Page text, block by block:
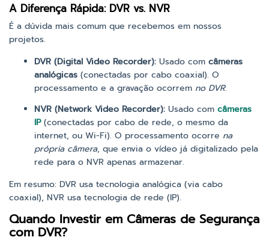
A Diferença Rápida: DVR vs. NVR
É a dúvida mais comum que recebemos em nossos
projetos.
DVR (Digital Video Recorder): Usado com câmeras
analógicas (conectadas por cabo coaxial). O
processamento e a gravação ocorrem no DVR.
NVR (Network Video Recorder): Usado com câmeras
IP(conectadas por cabo de rede, o mesmo da
internet, ou Wi-Fi). O processamento ocorre na
própria câmera, que envia o vídeo já digitalizado pela
rede para o NVR apenas armazenar.
Em resumo: DVR usa tecnologia analógica (via cabo
coaxial), NVR usa tecnologia de rede (IP).
Quando Investir em Câmeras de Segurança
com DVR?